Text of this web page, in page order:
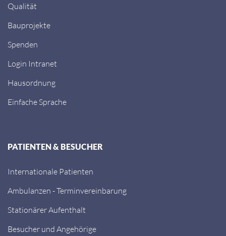
Qualität
Bauprojekte
Spenden
Login Intranet
Hausordnung
Einfache Sprache
PATIENTEN & BESUCHER
Internationale Patienten
Ambulanzen - Terminvereinbarung
Stationärer Aufenthalt
Besucher und Angehörige